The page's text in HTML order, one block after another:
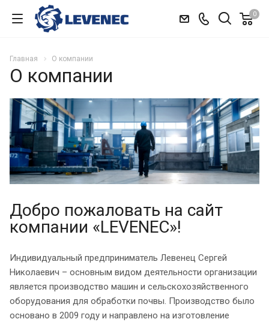
0
Главная О компании
О компании
Добро пожаловать на сайт
компании «LEVENEC»!
Индивидуальный предприниматель Левенец Сергей
Николаевич – основным видом деятельности организации
является производство машин и сельскохозяйственного
оборудования для обработки почвы. Производство было
основано в 2009 году и направлено на изготовление